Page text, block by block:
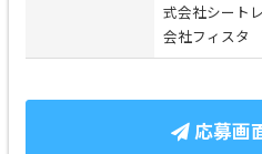
式会社シート
会社フィスタ
応募画